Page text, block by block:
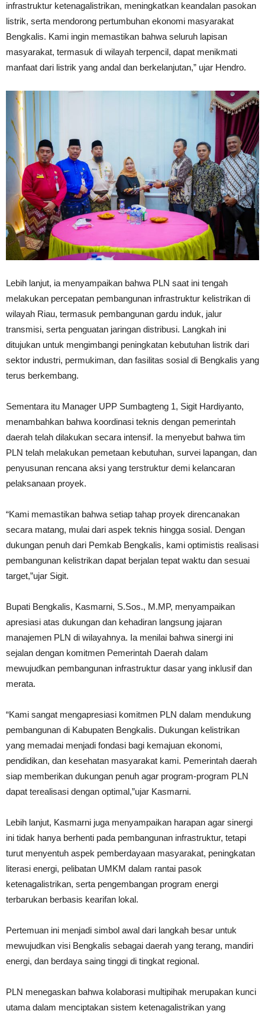
infrastruktur ketenagalistrikan, meningkatkan keandalan pasokan
listrik, serta mendorong pertumbuhan ekonomi masyarakat
Bengkalis. Kami ingin memastikan bahwa seluruh lapisan
masyarakat, termasuk di wilayah terpencil, dapat menikmati
manfaat dari listrik yang andal dan berkelanjutan,” ujar Hendro.
Lebih lanjut, ia menyampaikan bahwa PLN saat ini tengah
melakukan percepatan pembangunan infrastruktur kelistrikan di
wilayah Riau, termasuk pembangunan gardu induk, jalur
transmisi, serta penguatan jaringan distribusi. Langkah ini
ditujukan untuk mengimbangi peningkatan kebutuhan listrik dari
sektor industri, permukiman, dan fasilitas sosial di Bengkalis yang
terus berkembang.
Sementara itu Manager UPP Sumbagteng 1, Sigit Hardiyanto,
menambahkan bahwa koordinasi teknis dengan pemerintah
daerah telah dilakukan secara intensif. Ia menyebut bahwa tim
PLN telah melakukan pemetaan kebutuhan, survei lapangan, dan
penyusunan rencana aksi yang terstruktur demi kelancaran
pelaksanaan proyek.
“Kami memastikan bahwa setiap tahap proyek direncanakan
secara matang, mulai dari aspek teknis hingga sosial. Dengan
dukungan penuh dari Pemkab Bengkalis, kami optimistis realisasi
pembangunan kelistrikan dapat berjalan tepat waktu dan sesuai
target,”ujar Sigit.
Bupati Bengkalis, Kasmarni, S.Sos., M.MP, menyampaikan
apresiasi atas dukungan dan kehadiran langsung jajaran
manajemen PLN di wilayahnya. Ia menilai bahwa sinergi ini
sejalan dengan komitmen Pemerintah Daerah dalam
mewujudkan pembangunan infrastruktur dasar yang inklusif dan
merata.
“Kami sangat mengapresiasi komitmen PLN dalam mendukung
pembangunan di Kabupaten Bengkalis. Dukungan kelistrikan
yang memadai menjadi fondasi bagi kemajuan ekonomi,
pendidikan, dan kesehatan masyarakat kami. Pemerintah daerah
siap memberikan dukungan penuh agar program-program PLN
dapat terealisasi dengan optimal,”ujar Kasmarni.
Lebih lanjut, Kasmarni juga menyampaikan harapan agar sinergi
ini tidak hanya berhenti pada pembangunan infrastruktur, tetapi
turut menyentuh aspek pemberdayaan masyarakat, peningkatan
literasi energi, pelibatan UMKM dalam rantai pasok
ketenagalistrikan, serta pengembangan program energi
terbarukan berbasis kearifan lokal.
Pertemuan ini menjadi simbol awal dari langkah besar untuk
mewujudkan visi Bengkalis sebagai daerah yang terang, mandiri
energi, dan berdaya saing tinggi di tingkat regional.
PLN menegaskan bahwa kolaborasi multipihak merupakan kunci
utama dalam menciptakan sistem ketenagalistrikan yang